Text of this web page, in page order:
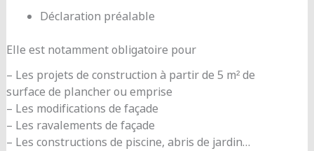
Déclaration préalable
Elle est notamment obligatoire pour
– Les projets de construction à partir de 5 m² de
surface de plancher ou emprise
– Les modifications de façade
– Les ravalements de façade
– Les constructions de piscine, abris de jardin…